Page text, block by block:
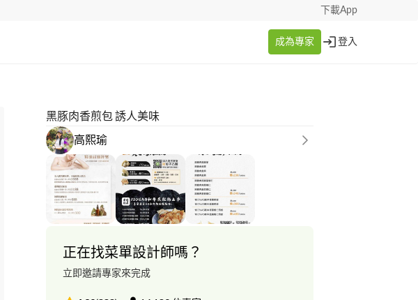
下載App
成為專家 登入
黑豚肉香煎包 誘人美味
高熙瑜
正在找菜單設計師嗎？
立即邀請專家來完成